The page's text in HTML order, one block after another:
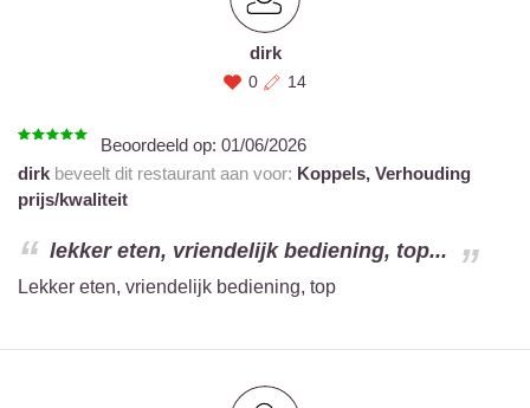
dirk
0 14
Beoordeeld op: 01/06/2026
dirk beveelt dit restaurant aan voor: Koppels, Verhouding
prijs/kwaliteit
lekker eten, vriendelijk bediening, top...
Lekker eten, vriendelijk bediening, top